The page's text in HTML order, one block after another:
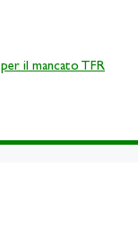
il mancato TFR